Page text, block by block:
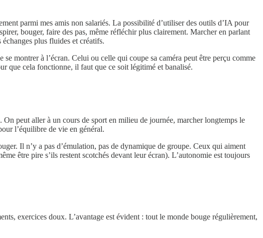
parmi mes amis non salariés. La possibilité d’utiliser des outils d’IA pour
bouger, faire des pas, même réfléchir plus clairement. Marcher en parlant
plus fluides et créatifs.
montrer à l’écran. Celui ou celle qui coupe sa caméra peut être perçu comme
que cela fonctionne, il faut que ce soit légitimé et banalisé.
peut aller à un cours de sport en milieu de journée, marcher longtemps le
l’équilibre de vie en général.
Il n’y a pas d’émulation, pas de dynamique de groupe. Ceux qui aiment
être pire s’ils restent scotchés devant leur écran). L’autonomie est toujours
exercices doux. L’avantage est évident : tout le monde bouge régulièrement,